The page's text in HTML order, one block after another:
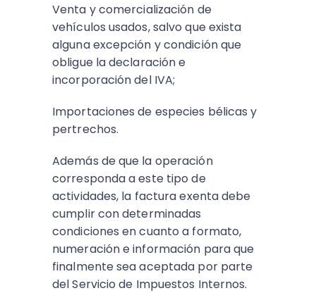
Venta y comercialización de
vehículos usados, salvo que exista
alguna excepción y condición que
obligue la declaración e
incorporación del IVA;
Importaciones de especies bélicas y
pertrechos.
Además de que la operación
corresponda a este tipo de
actividades, la factura exenta debe
cumplir con determinadas
condiciones en cuanto a formato,
numeración e información para que
finalmente sea aceptada por parte
del Servicio de Impuestos Internos.